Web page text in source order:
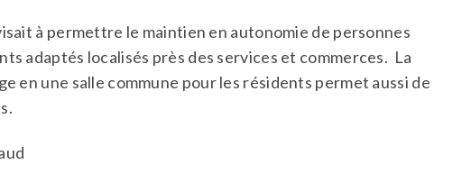
à permettre le maintien en autonomie de personnes
adaptés localisés près des services et commerces. La
en une salle commune pour les résidents permet aussi de